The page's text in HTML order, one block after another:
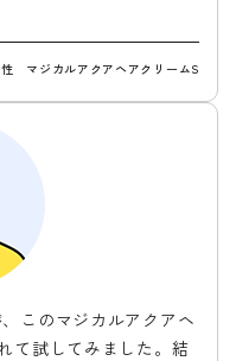
マジカルアクアヘアクリームS
このマジカルアクアヘ
て試してみました。結